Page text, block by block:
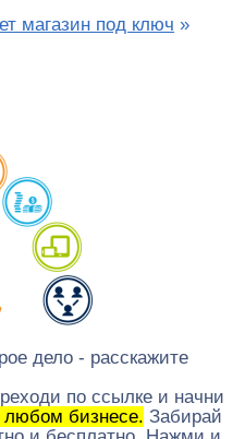
магазин под ключ »
дело - расскажите
по ссылке и начни
бизнесе. Забирай